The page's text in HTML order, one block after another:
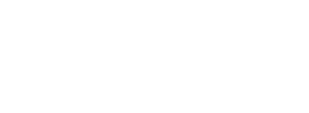
1889.
geweiht, erweitert mit einer herzoglichen Grabkapelle -
Taufbecken (Gotländischer Sandstein), Kanzel von 1600
Dorfkirche Dänemarks, nach der Vestervig Kirche in Thy.
außerhalb der normalen Öffnungszeiten geöffnet